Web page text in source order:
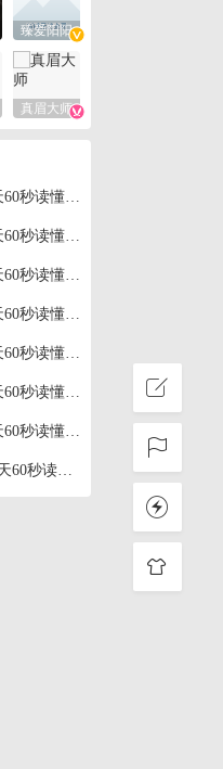
臻爱阳阳
真眉大师
懂世界！
懂世界！
懂世界！
懂世界！
懂世界！
懂世界！
懂世界！
懂世界！